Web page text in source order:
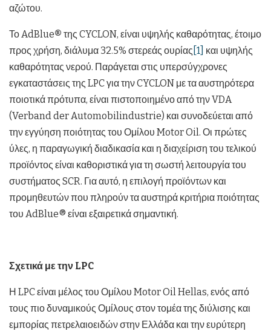
αζώτου.
Το AdBlue® της CYCLON, είναι υψηλής καθαρότητας, έτοιμο
προς χρήση, διάλυμα 32.5% στερεάς ουρίας [1] και υψηλής
καθαρότητας νερού. Παράγεται στις υπερσύγχρονες
εγκαταστάσεις της LPC για την CYCLON με τα αυστηρότερα
ποιοτικά πρότυπα, είναι πιστοποιημένο από την VDA
(Verband der Automobilindustrie) και συνοδεύεται από
την εγγύηση ποιότητας του Ομίλου Motor Oil. Οι πρώτες
ύλες, η παραγωγική διαδικασία και η διαχείριση του τελικού
προϊόντος είναι καθοριστικά για τη σωστή λειτουργία του
συστήματος SCR. Για αυτό, η επιλογή προϊόντων και
προμηθευτών που πληρούν τα αυστηρά κριτήρια ποιότητας
του AdBlue® είναι εξαιρετικά σημαντική.
Σχετικά με την LPC
Η LPC είναι μέλος του Ομίλου Motor Oil Hellas, ενός από
τους πιο δυναμικούς Ομίλους στον τομέα της διύλισης και
εμπορίας πετρελαιοειδών στην Ελλάδα και την ευρύτερη